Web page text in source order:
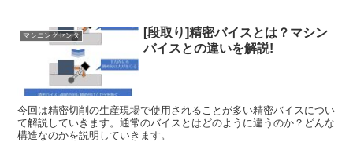
マシニングセンタ
[段取り]精密バイスとは？マシン
バイスとの違いを解説!
今回は精密切削の生産現場で使用されることが多い精密バイスについ
て解説していきます。通常のバイスとはどのように違うのか？どんな
構造なのかを説明していきます。